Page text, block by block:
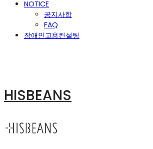
NOTICE
공지사항
FAQ
장애인고용컨설팅
HISBEANS